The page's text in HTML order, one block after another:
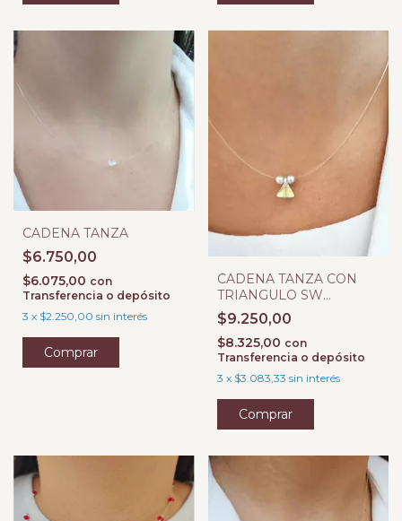
CADENA TANZA
$6.750,00
$6.075,00 con
Transferencia o depósito
3 x $2.250,00 sin interés
Comprar
CADENA TANZA CON
TRIANGULO SW
BOREAL
$9.250,00
$8.325,00 con
Transferencia o depósito
3 x $3.083,33 sin interés